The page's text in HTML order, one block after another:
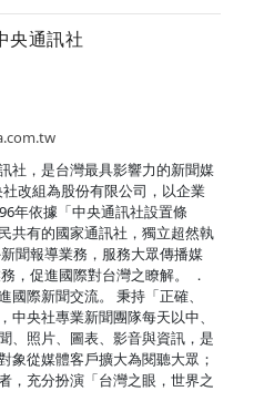
央通訊社
社，是台灣最具影響力的新聞媒
改組為股份有限公司，以企業
年依據「中央通訊社設置條
共有的國家通訊社，獨立超然執
聞報導業務，服務大眾傳播媒
，促進國際對台灣之瞭解。 ．
際新聞交流。 秉持「正確、
央社專業新聞團隊每天以中、
、照片、圖表、影音與資訊，是
象從媒體客戶擴大為閱聽大眾；
，充分扮演「台灣之眼，世界之